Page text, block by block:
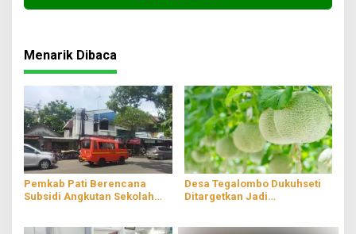
Menarik Dibaca
Pemkab Pati Berencana
Subsidi Angkutan Sekolah
Desa Tegalombo Dukuhseti
Ditargetkan Jadi